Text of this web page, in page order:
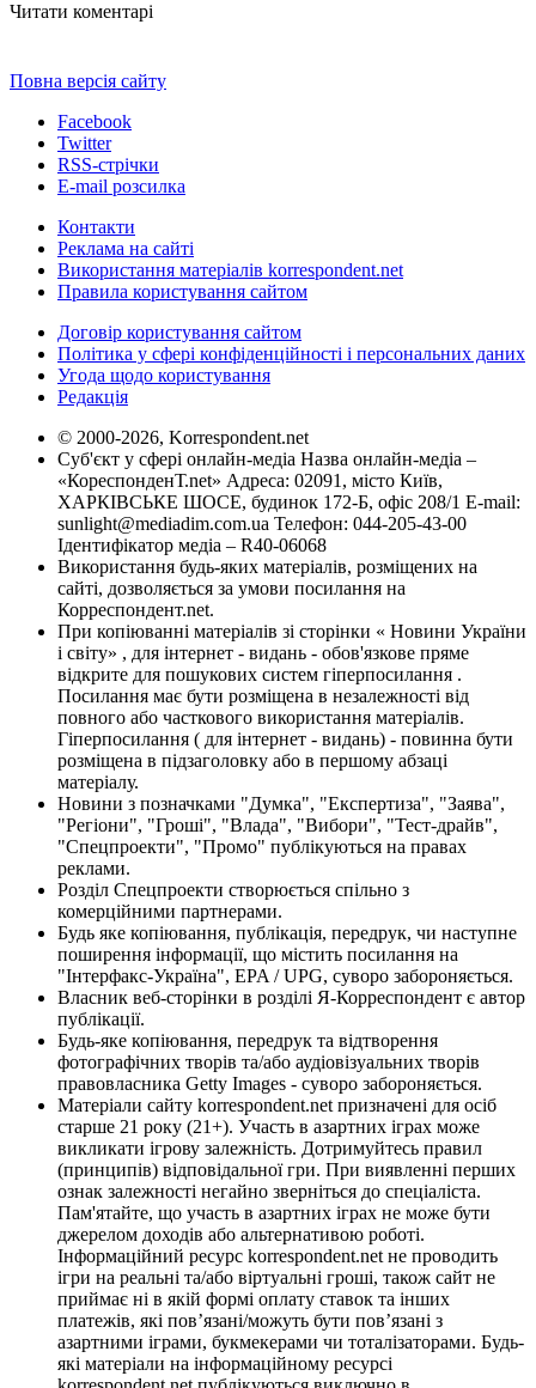
Читати коментарі
Повна версія сайту
Facebook
Twitter
RSS-стрічки
E-mail розсилка
Контакти
Реклама на сайті
Використання матеріалів korrespondent.net
Правила користування сайтом
Договір користування сайтом
Політика у сфері конфіденційності і персональних даних
Угода щодо користування
Редакція
© 2000-2026, Korrespondent.net
Суб'єкт у сфері онлайн-медіа Назва онлайн-медіа –
«КореспонденТ.net» Адреса: 02091, місто Київ,
ХАРКІВСЬКЕ ШОСЕ, будинок 172-Б, офіс 208/1 E-mail:
sunlight@mediadim.com.ua Телефон: 044-205-43-00
Ідентифікатор медіа – R40-06068
Використання будь-яких матеріалів, розміщених на
сайті, дозволяється за умови посилання на
Корреспондент.net.
При копіюванні матеріалів зі сторінки « Новини України
і світу» , для інтернет - видань - обов'язкове пряме
відкрите для пошукових систем гіперпосилання .
Посилання має бути розміщена в незалежності від
повного або часткового використання матеріалів.
Гіперпосилання ( для інтернет - видань) - повинна бути
розміщена в підзаголовку або в першому абзаці
матеріалу.
Новини з позначками "Думка", "Експертиза", "Заява",
"Регіони", "Гроші", "Влада", "Вибори", "Тест-драйв",
"Спецпроекти", "Промо" публікуються на правах
реклами.
Розділ Спецпроекти створюється спільно з
комерційними партнерами.
Будь яке копіювання, публікація, передрук, чи наступне
поширення інформації, що містить посилання на
"Інтерфакс-Україна", EPA / UPG, суворо забороняється.
Власник веб-сторінки в розділі Я-Корреспондент є автор
публікації.
Будь-яке копіювання, передрук та відтворення
фотографічних творів та/або аудіовізуальних творів
правовласника Getty Images - суворо забороняється.
Матеріали сайту korrespondent.net призначені для осіб
старше 21 року (21+). Участь в азартних іграх може
викликати ігрову залежність. Дотримуйтесь правил
(принципів) відповідальної гри. При виявленні перших
ознак залежності негайно зверніться до спеціаліста.
Пам'ятайте, що участь в азартних іграх не може бути
джерелом доходів або альтернативою роботі.
Інформаційний ресурс korrespondent.net не проводить
ігри на реальні та/або віртуальні гроші, також сайт не
приймає ні в якій формі оплату ставок та інших
платежів, які пов’язані/можуть бути пов’язані з
азартними іграми, букмекерами чи тоталізаторами. Будь-
які матеріали на інформаційному ресурсі